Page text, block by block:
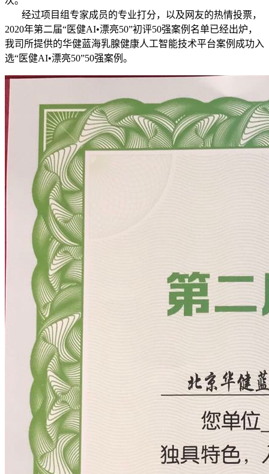
经过项目组专家成员的专业打分，以及网友的热情投票，
2020年第二届“医健AI•漂亮50”初评50强案例名单已经出炉，
我司所提供的华健蓝海乳腺健康人工智能技术平台案例成功入
选“医健AI•漂亮50”50强案例。